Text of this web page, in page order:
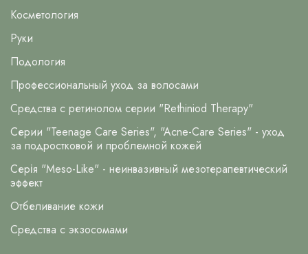
Косметология
Руки
Подология
Профессиональный уход за волосами
Средства с ретинолом серии "Rethiniod Therapy"
Серии "Teenage Care Series", "Acne-Care Series" - уход
за подростковой и проблемной кожей
Серія "Meso-Like" - неинвазивный мезотерапевтический
эффект
Отбеливание кожи
Средства с экзосомами